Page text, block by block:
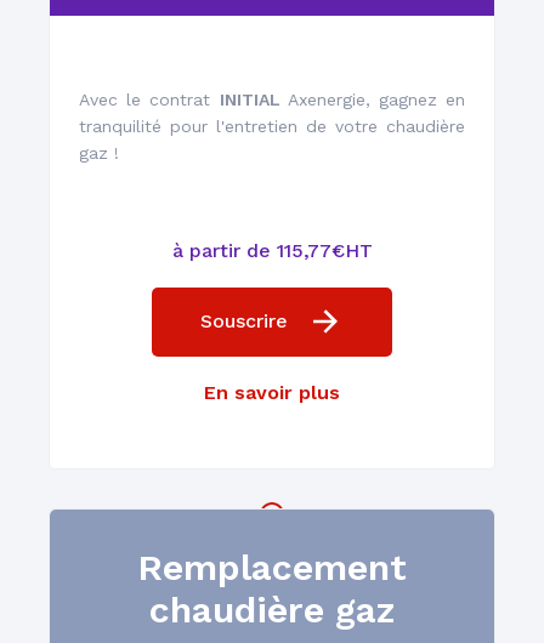
Avec le contrat INITIAL Axenergie, gagnez en
tranquilité pour l'entretien de votre chaudière
gaz !
à partir de 115,77€HT
Souscrire
En savoir plus
Remplacement
chaudière gaz
Dépannage, entretien 6/7
Installation et
Un réseau de plus de
1000 techniciens